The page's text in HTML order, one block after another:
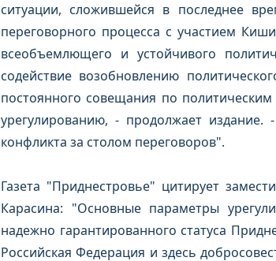
ситуации, сложившейся в последнее
переговорного процесса с участием
всеобъемлющего и устойчивого
содействие возобновлению
постоянного совещания по
урегулированию, - продолжает
конфликта за столом переговоров".
Газета "Приднестровье" цитирует
Карасина: "Основные параметры
надежно гарантированного статуса
Российская Федерация и здесь